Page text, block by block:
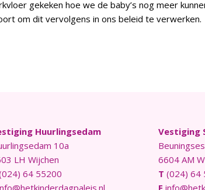
gekeken hoe we de baby’s nog meer
om dit vervolgens in ons beleid te verwerken.
Huurlingsedam
10a
LH Wijchen
64 55200
Vestiging
6604 AM
T (024) 64
E